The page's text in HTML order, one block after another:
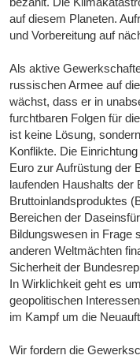
auf diesem Planeten.
und Vorbereitung auf
Als aktive
russischen Armee auf
wächst, dass er in
furchtbaren Folgen für
ist keine Lösung,
Konflikte. Die
Euro zur Aufrüstung der
laufenden Haushalts der
Bruttoinlandsproduktes
Bereichen der
Bildungswesen in Frage
anderen Weltmächten
Sicherheit der
In Wirklichkeit geht es
geopolitischen
im Kampf um die
Wir fordern die